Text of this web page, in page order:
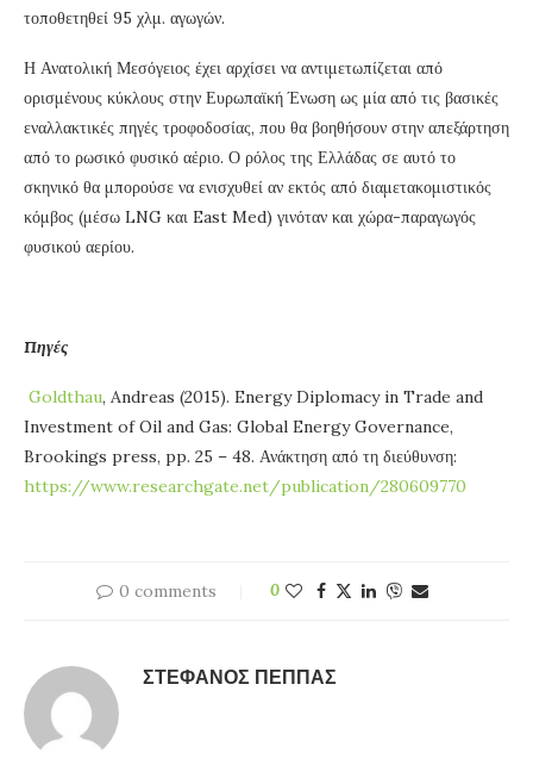
τοποθετηθεί 95 χλμ. αγωγών.
Η Ανατολική Μεσόγειος έχει αρχίσει να αντιμετωπίζεται από
ορισμένους κύκλους στην Ευρωπαϊκή Ένωση ως μία από τις βασικές
εναλλακτικές πηγές τροφοδοσίας, που θα βοηθήσουν στην απεξάρτηση
από το ρωσικό φυσικό αέριο. Ο ρόλος της Ελλάδας σε αυτό το
σκηνικό θα μπορούσε να ενισχυθεί αν εκτός από διαμετακομιστικός
κόμβος (μέσω LNG και East Med) γινόταν και χώρα-παραγωγός
φυσικού αερίου.
Πηγές
Goldthau, Andreas (2015). Energy Diplomacy in Trade and
Investment of Oil and Gas: Global Energy Governance,
Brookings press, pp. 25 – 48. Ανάκτηση από τη διεύθυνση:
https://www.researchgate.net/publication/280609770
0 comments 0
ΣΤΈΦΑΝΟΣ ΠΈΠΠΑΣ